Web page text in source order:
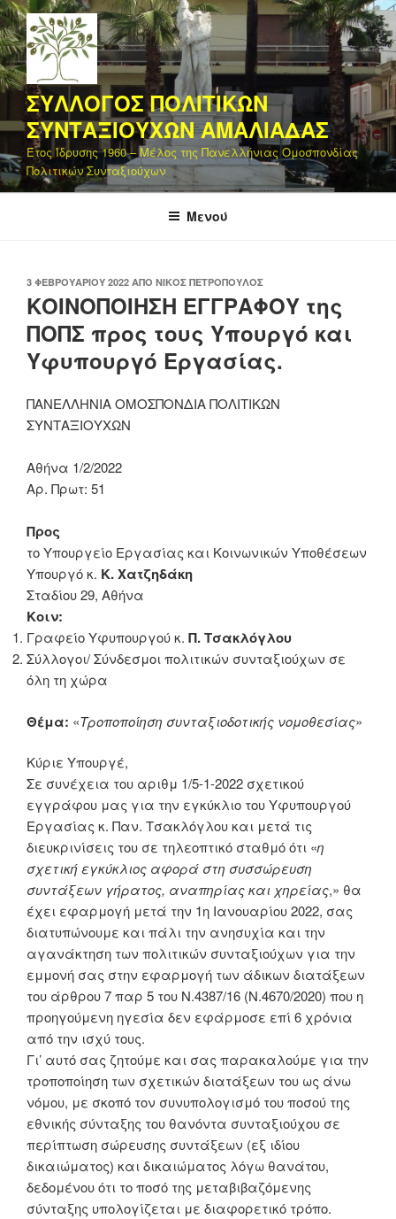
Μετάβαση
στο
περιεχόμενο
ΣΥΛΛΟΓΟΣ ΠΟΛΙΤΙΚΩΝ
ΣΥΝΤΑΞΙΟΥΧΩΝ ΑΜΑΛΙΑΔΑΣ
Έτος Ίδρυσης 1960 – Μέλος της Πανελλήνιας Ομοσπονδίας
Πολιτικών Συνταξιούχων
Μενού
ΔΗΜΟΣΙΕΎΤΗΚΕ
ΣΤΙΣ
3 ΦΕΒΡΟΥΑΡΊΟΥ 2022 ΑΠΌ ΝΊΚΟΣ ΠΕΤΡΌΠΟΥΛΟΣ
ΚΟΙΝΟΠΟΙΗΣΗ ΕΓΓΡΑΦΟΥ της
ΠΟΠΣ προς τους Υπουργό και
Υφυπουργό Εργασίας.
ΠΑΝΕΛΛΗΝΙΑ ΟΜΟΣΠΟΝΔΙΑΠΟΛΙΤΙΚΩΝ
ΣΥΝΤΑΞΙΟΥΧΩΝ
Αθήνα 1/2/2022
Αρ. Πρωτ: 51
Προς
το Υπουργείο Εργασίας και Κοινωνικών Υποθέσεων
Υπουργό κ. Κ.Χατζηδάκη
Σταδίου 29, Αθήνα
Κοιν:
Γραφείο Υφυπουργούκ. Π. Τσακλόγλου
Σύλλογοι/ Σύνδεσμοιπολιτικών συνταξιούχων σε
όλη τη χώρα
Θέμα: «Τροποποίηση συνταξιοδοτικής νομοθεσίας»
Κύριε Υπουργέ,
Σε συνέχεια του αριθμ 1/5-1-2022 σχετικού
εγγράφου μας για την εγκύκλιο τουΥφυπουργού
Εργασίας κ. Παν. Τσακλόγλου και μετά τις
διευκρινίσεις του σε τηλεοπτικό σταθμό ότι «η
σχετική εγκύκλιος αφορά στη συσσώρευση
συντάξεων γήρατος, αναπηρίαςκαι χηρείας,» θα
έχει εφαρμογή μετά την 1η Ιανουαρίου 2022, σας
διατυπώνουμε και πάλι την ανησυχία και την
αγανάκτηση των πολιτικών συνταξιούχων για την
εμμονή σας στην εφαρμογή των άδικων διατάξεων
του άρθρου7 παρ 5 του Ν.4387/16 (Ν.4670/2020) που η
προηγούμενη ηγεσία δεν εφάρμοσε επί 6 χρόνια
από την ισχύ τους.
Γι’ αυτό σας ζητούμε και σας παρακαλούμε για την
τροποποίηση των σχετικών διατάξεων του ως άνω
νόμου, με σκοπό τον συνυπολογισμό του ποσού της
εθνικής σύνταξης του θανόντα συνταξιούχου σε
περίπτωση σώρευσης συντάξεων (εξ ιδίου
δικαιώματος) καιδικαιώματος λόγω θανάτου,
δεδομένου ότι το ποσό της μεταβιβαζόμενης
σύνταξης υπολογίζεται με διαφορετικό τρόπο.